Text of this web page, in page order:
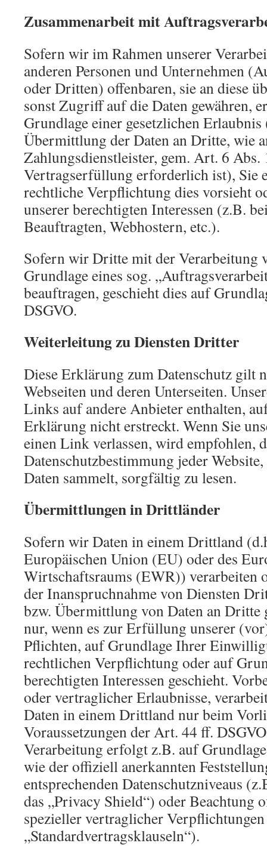
Zusammenarbeit mit
Sofern wir im Rahmen unserer
anderen Personen und Unternehmen
oder Dritten) offenbaren, sie an diese
sonst Zugriff auf die Daten gewähren,
Grundlage einer gesetzlichen
Übermittlung der Daten an Dritte, wie
Zahlungsdienstleister, gem. Art. 6
Vertragserfüllung erforderlich ist), Sie
rechtliche Verpflichtung dies vorsieht
unserer berechtigten Interessen (z.B.
Beauftragten, Webhostern, etc.).
Sofern wir Dritte mit der Verarbeitung
Grundlage eines sog.
beauftragen, geschieht dies auf
DSGVO.
Weiterleitung zu Diensten Dritter
Diese Erklärung zum Datenschutz gilt
Webseiten und deren Unterseiten.
Links auf andere Anbieter enthalten,
Erklärung nicht erstreckt. Wenn Sie
einen Link verlassen, wird empfohlen,
Datenschutzbestimmung jeder
Daten sammelt, sorgfältig zu lesen.
Übermittlungen in Drittländer
Sofern wir Daten in einem Drittland
Europäischen Union (EU) oder des
Wirtschaftsraums (EWR)) verarbeiten
der Inanspruchnahme von Diensten
bzw. Übermittlung von Daten an Dritte
nur, wenn es zur Erfüllung unserer
Pflichten, auf Grundlage Ihrer
rechtlichen Verpflichtung oder auf
berechtigten Interessen geschieht.
oder vertraglicher Erlaubnisse,
Daten in einem Drittland nur beim
Voraussetzungen der Art. 44 ff.
Verarbeitung erfolgt z.B. auf
wie der offiziell anerkannten
entsprechenden Datenschutzniveaus
das „Privacy Shield“) oder Beachtung
spezieller vertraglicher Verpflichtungen
„Standardvertragsklauseln“).